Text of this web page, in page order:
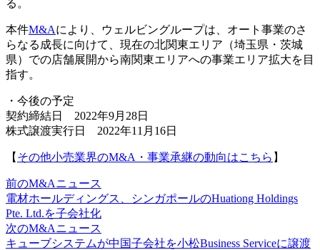
る。
本件M&Aにより、ウェルビングループは、オート事業のさ
らなる成長に向けて、現在の北関東エリア（埼玉県・茨城
県）での店舗展開から南関東エリアへの事業エリア拡大を目
指す。
・今後の予定
契約締結日 2022年9月28日
株式譲渡実行日 2022年11月16日
【 その他小売業界のM&A・事業承継の動向はこちら 】
前のM&Aニュース
電材ホールディングス、シンガポールのHuationg Holdings
Pte. Ltd.を子会社化
次のM&Aニュース
キューブシステムが中国子会社を小松Business Serviceに譲渡